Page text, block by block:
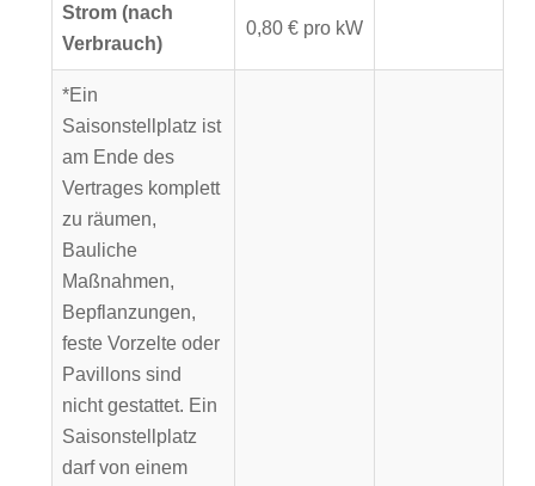
Strom (nach
Verbrauch)
0,80 € pro kW
*Ein
Saisonstellplatz ist
am Ende des
Vertrages komplett
zu räumen,
Bauliche
Maßnahmen,
Bepflanzungen,
feste Vorzelte oder
Pavillons sind
nicht gestattet. Ein
Saisonstellplatz
darf von einem